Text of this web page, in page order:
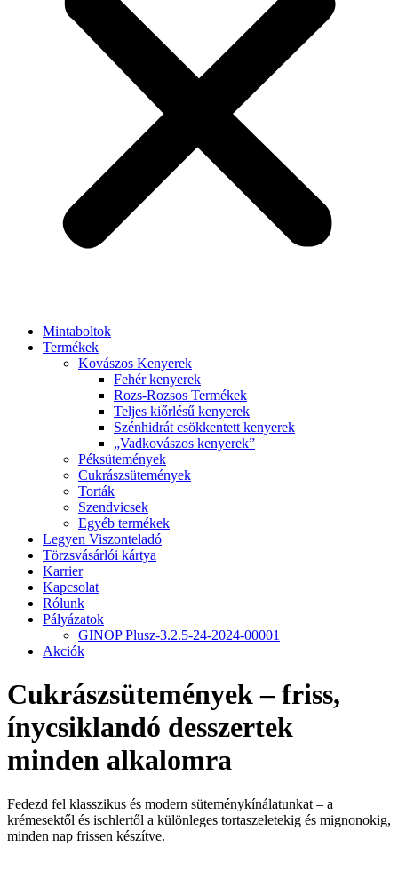
Mintaboltok
Termékek
Kovászos Kenyerek
Fehér kenyerek
Rozs-Rozsos Termékek
Teljes kiőrlésű kenyerek
Szénhidrát csökkentett kenyerek
„Vadkovászos kenyerek”
Péksütemények
Cukrászsütemények
Torták
Szendvicsek
Egyéb termékek
Legyen Viszonteladó
Törzsvásárlói kártya
Karrier
Kapcsolat
Rólunk
Pályázatok
GINOP Plusz-3.2.5-24-2024-00001
Akciók
Cukrászsütemények – friss,
ínycsiklandó desszertek
minden alkalomra
Fedezd fel klasszikus és modern süteménykínálatunkat – a
krémesektől és ischlertől a különleges tortaszeletekig és mignonokig,
minden nap frissen készítve.